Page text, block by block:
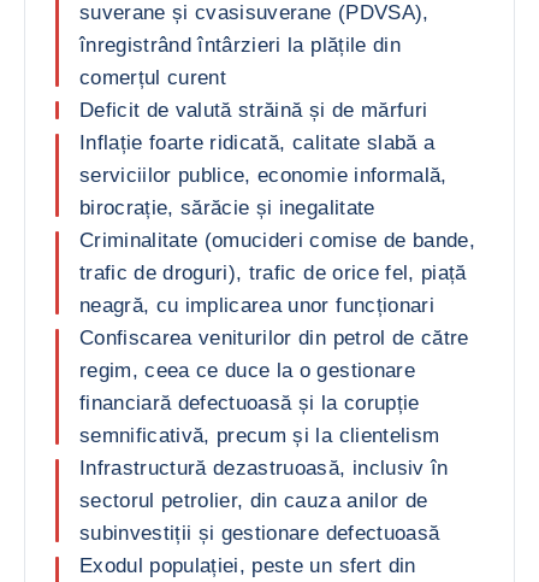
suverane și cvasisuverane (PDVSA),
înregistrând întârzieri la plățile din
comerțul curent
Deficit de valută străină și de mărfuri
Inflație foarte ridicată, calitate slabă a
serviciilor publice, economie informală,
birocrație, sărăcie și inegalitate
Criminalitate (omucideri comise de bande,
trafic de droguri), trafic de orice fel, piață
neagră, cu implicarea unor funcționari
Confiscarea veniturilor din petrol de către
regim, ceea ce duce la o gestionare
financiară defectuoasă și la corupție
semnificativă, precum și la clientelism
Infrastructură dezastruoasă, inclusiv în
sectorul petrolier, din cauza anilor de
subinvestiții și gestionare defectuoasă
Exodul populației, peste un sfert din